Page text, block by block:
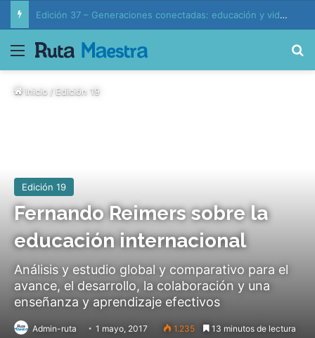
Edición 37 – Generaciones conectadas: educación y vida en la era de la IA
Menú
Inicio/Edición 19
Edición 19
Fernando Reimers sobre la
educación internacional
Análisis y estudio global y comparativo para el
avance, el desarrollo, la colaboración y una
enseñanza y aprendizaje efectivos
Admin-ruta 1 mayo, 2017 1.235 13 minutos de lectura